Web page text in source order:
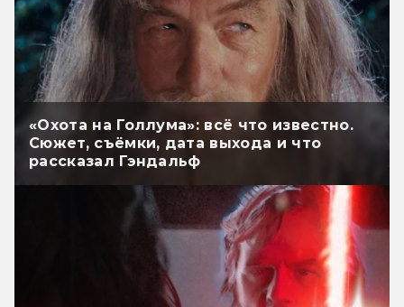
«Охота на Голлума»: всё что известно.
Сюжет, съёмки, дата выхода и что
рассказал Гэндальф